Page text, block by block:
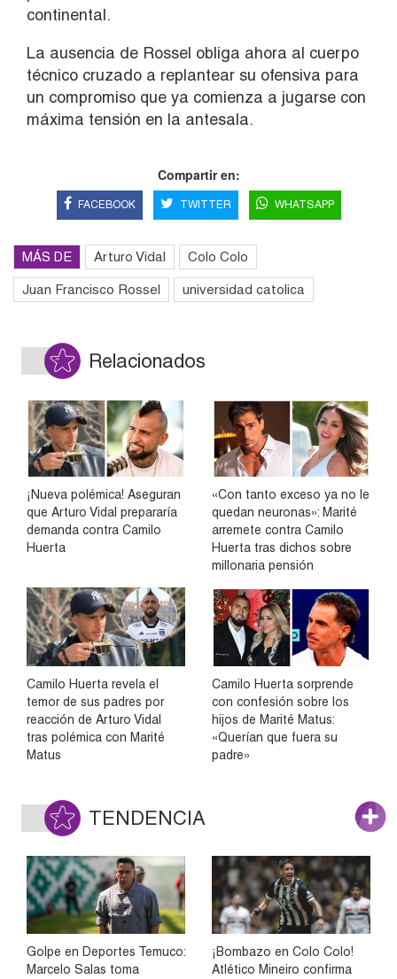
continental.
La ausencia de Rossel obliga ahora al cuerpo
técnico cruzado a replantear su ofensiva para
un compromiso que ya comienza a jugarse con
máxima tensión en la antesala.
Compartir en:
FACEBOOK TWITTER WHATSAPP
MÁS DE Arturo Vidal Colo Colo
Juan Francisco Rossel universidad catolica
Relacionados
¡Nueva polémica! Aseguran
que Arturo Vidal prepararía
demanda contra Camilo
Huerta
«Con tanto exceso ya no le
quedan neuronas»: Marité
arremete contra Camilo
Huerta tras dichos sobre
millonaria pensión
Camilo Huerta revela el
temor de sus padres por
reacción de Arturo Vidal
tras polémica con Marité
Matus
Camilo Huerta sorprende
con confesión sobre los
hijos de Marité Matus:
«Querían que fuera su
padre»
TENDENCIA
Golpe en Deportes Temuco:
Marcelo Salas toma
¡Bombazo en Colo Colo!
Atlético Mineiro confirma